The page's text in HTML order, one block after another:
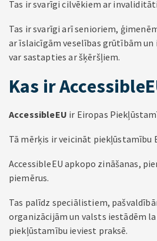
Tas ir svarīgi cilvēkiem ar
Tas ir svarīgi arī senioriem,
ar īslaicīgām veselības grūtībām un
var sastapties ar šķēršļiem.
Kas ir
AccessibleEU ir Eiropas
Tā mērķis ir veicināt piekļūstamību
AccessibleEU apkopo zināšanas,
piemērus.
Tas palīdz speciālistiem,
organizācijām un valsts iestādēm
piekļūstamību ieviest praksē.